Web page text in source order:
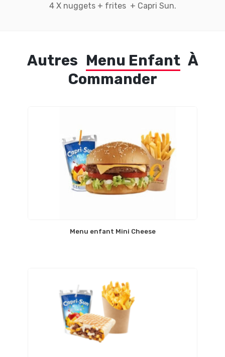
4 X nuggets + frites + Capri Sun.
Autres Menu Enfant À
Commander
Menu enfant Mini Cheese